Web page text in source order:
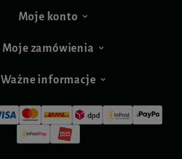
Moje konto
Moje zamówienia
Ważne informacje